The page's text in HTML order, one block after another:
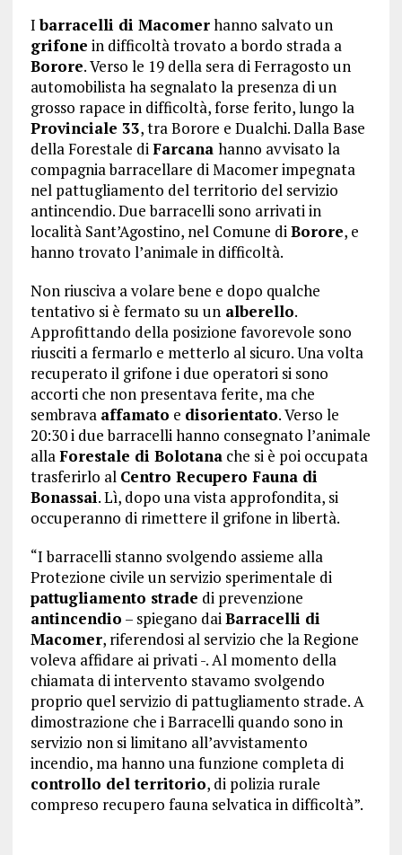
Ibarracelli di Macomerhanno salvato un
grifone in difficoltà trovato a bordo strada a
Borore. Verso le 19 della sera di Ferragosto un
automobilista ha segnalato la presenza di un
grosso rapace in difficoltà, forse ferito, lungo la
Provinciale 33, tra Borore e Dualchi. Dalla Base
della Forestale diFarcana hanno avvisato la
compagnia barracellare di Macomer impegnata
nel pattugliamento del territorio del servizio
antincendio. Due barracelli sono arrivati in
località Sant’Agostino, nel Comune diBorore, e
hanno trovato l’animale in difficoltà.
Non riusciva a volare bene e dopo qualche
tentativo si è fermato su unalberello.
Approfittando della posizione favorevole sono
riusciti a fermarlo e metterlo al sicuro. Una volta
recuperato il grifone i due operatori si sono
accorti che non presentava ferite, ma che
sembrava affamato e disorientato. Verso le
20:30 i due barracelli hanno consegnato l’animale
allaForestale di Bolotanache si è poi occupata
trasferirlo al Centro Recupero Fauna di
Bonassai. Lì, dopo una vista approfondita, si
occuperanno di rimettere il grifone in libertà.
“I barracelli stanno svolgendo assieme alla
Protezione civile un servizio sperimentale di
pattugliamento strade di prevenzione
antincendio – spiegano daiBarracelli di
Macomer, riferendosi al servizio che la Regione
voleva affidare ai privati -. Al momento della
chiamata di intervento stavamo svolgendo
proprio quel servizio di pattugliamento strade. A
dimostrazione che i Barracelli quando sono in
servizio non si limitano all’avvistamento
incendio, ma hanno una funzione completa di
controllo del territorio, di polizia rurale
compreso recupero fauna selvatica in difficoltà”.